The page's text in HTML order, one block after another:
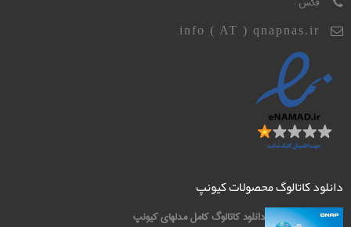
info ( AT ) qnapnas.ir
دانلود کاتالوگ محصولات کیونپ
دانلود کاتالوگ کامل مدلهای کیونپ